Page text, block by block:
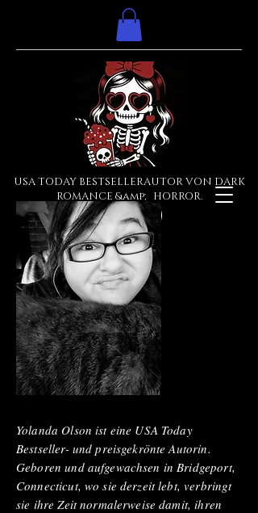
USA TODAY BESTSELLERAUTOR VON DARK
ROMANCE &amp; HORROR.
Yolanda Olson ist eine USA Today
Bestseller- und preisgekrönte Autorin.
Geboren und aufgewachsen in Bridgeport,
Connecticut, wo sie derzeit lebt, verbringt
sie ihre Zeit normalerweise damit, ihren